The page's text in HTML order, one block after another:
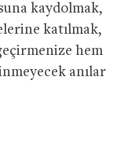
kaydolmak,
katılmak,
hem
anılar